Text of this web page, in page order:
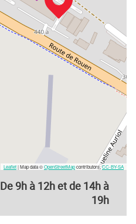
Leaflet| Map data ©OpenStreetMapcontributors,CC-BY-SA
De 9h à 12h et de 14h à
19h